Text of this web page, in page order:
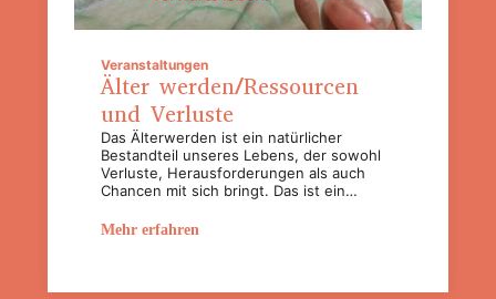
Veranstaltungen
Älter werden/Ressourcen
und Verluste
Das Älterwerden ist ein natürlicher
Bestandteil unseres Lebens, der sowohl
Verluste, Herausforderungen als auch
Chancen mit sich bringt. Das ist ein…
Mehr erfahren